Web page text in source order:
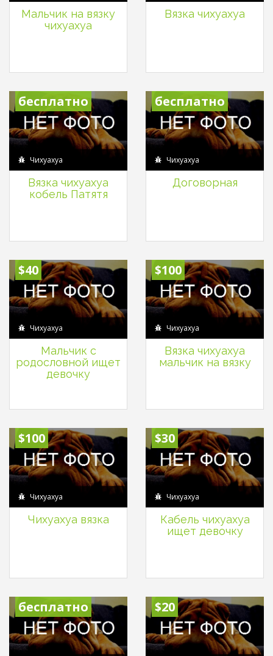
Мальчик на вязку
чихуахуа
Вязка чихуахуа
бесплатно
Чихуахуа
Вязка чихуахуа
кобель Патятя
бесплатно
Чихуахуа
Договорная
$40
Чихуахуа
Мальчик с
родословной ищет
девочку
$100
Чихуахуа
Вязка чихуахуа
мальчик на вязку
$100
Чихуахуа
Чихуахуа вязка
$30
Чихуахуа
Кабель чихуахуа
ищет девочку
бесплатно $20